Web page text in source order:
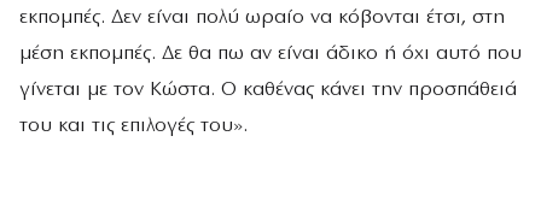
εκπομπές. Δεν είναι πολύ ωραίο να κόβονται έτσι, στη
μέση εκπομπές. Δε θα πω αν είναι άδικο ή όχι αυτό που
γίνεται με τον Κώστα. Ο καθένας κάνει την προσπάθειά
του και τις επιλογές του».